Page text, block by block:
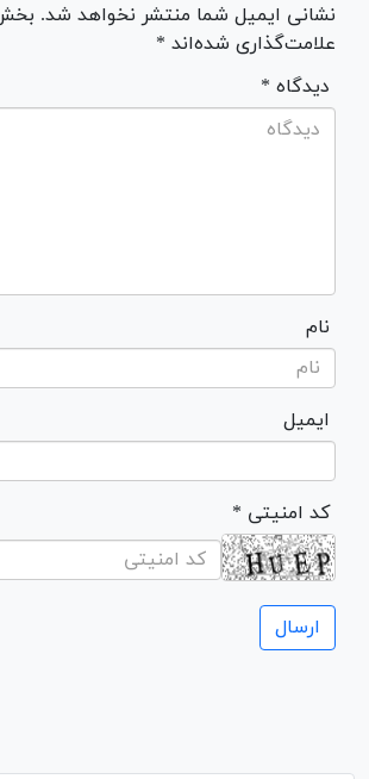
نشانی ایمیل شما منتشر نخواهد شد.
علامت‌گذاری شده‌اند *
* دیدگاه
نام
ایمیل
* کد امنیتی